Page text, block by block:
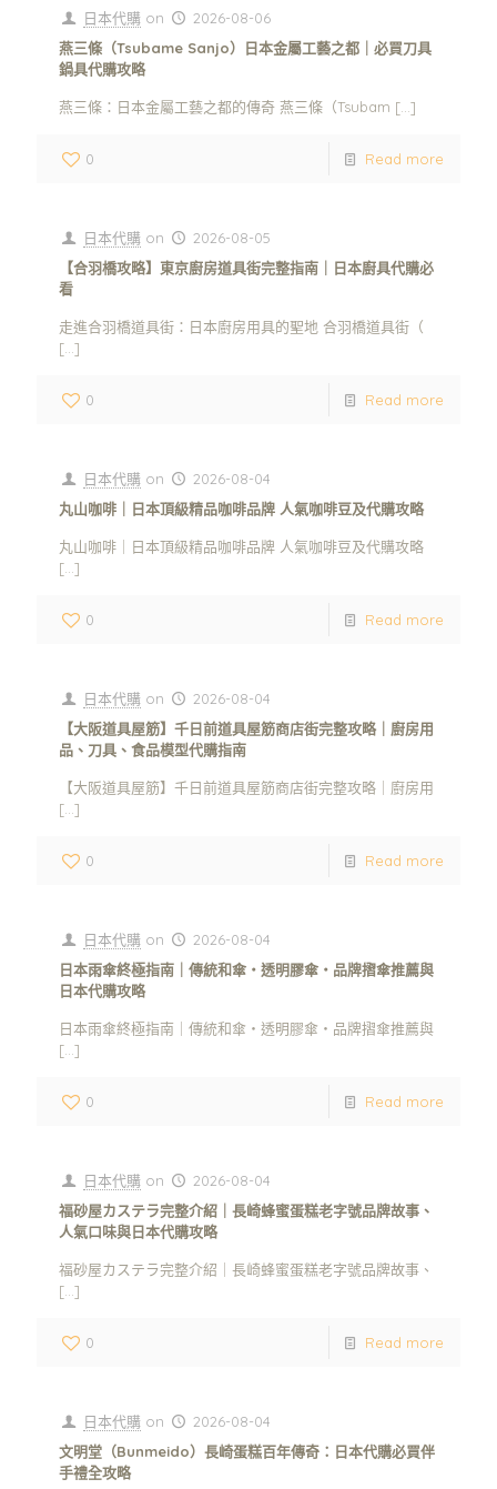
日本代購 on
2026-08-06
燕三條（Tsubame Sanjo）日本金屬工藝之都｜必買刀具
鍋具代購攻略
燕三條：日本金屬工藝之都的傳奇 燕三條（Tsubam […]
0 Read more
日本代購 on
2026-08-05
【合羽橋攻略】東京廚房道具街完整指南｜日本廚具代購必
看
走進合羽橋道具街：日本廚房用具的聖地 合羽橋道具街（
[…]
0 Read more
日本代購 on
2026-08-04
丸山咖啡｜日本頂級精品咖啡品牌 人氣咖啡豆及代購攻略
丸山咖啡｜日本頂級精品咖啡品牌 人氣咖啡豆及代購攻略
[…]
0 Read more
日本代購 on
2026-08-04
【大阪道具屋筋】千日前道具屋筋商店街完整攻略｜廚房用
品、刀具、食品模型代購指南
【大阪道具屋筋】千日前道具屋筋商店街完整攻略｜廚房用
[…]
0 Read more
日本代購 on
2026-08-04
日本雨傘終極指南｜傳統和傘・透明膠傘・品牌摺傘推薦與
日本代購攻略
日本雨傘終極指南｜傳統和傘・透明膠傘・品牌摺傘推薦與
[…]
0 Read more
日本代購 on
2026-08-04
福砂屋カステラ完整介紹｜長崎蜂蜜蛋糕老字號品牌故事、
人氣口味與日本代購攻略
福砂屋カステラ完整介紹｜長崎蜂蜜蛋糕老字號品牌故事、
[…]
0 Read more
日本代購 on
2026-08-04
文明堂（Bunmeido）長崎蛋糕百年傳奇：日本代購必買伴
手禮全攻略